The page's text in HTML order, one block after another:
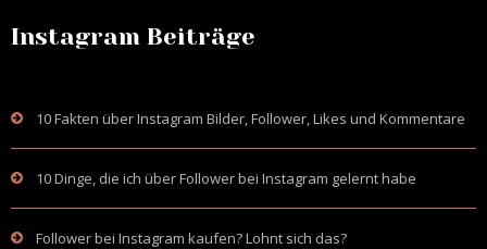
Instagram Beiträge
10 Fakten über Instagram Bilder, Follower, Likes und Kommentare
10 Dinge, die ich über Follower bei Instagram gelernt habe
Follower bei Instagram kaufen? Lohnt sich das?